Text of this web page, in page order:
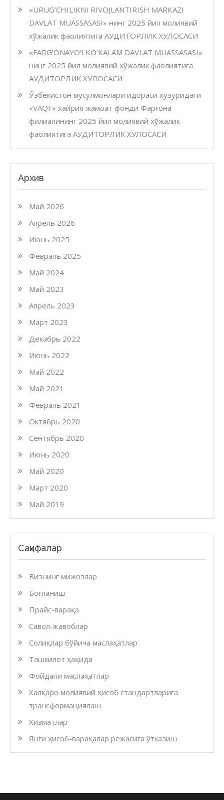
«URUG’CHILIKNI RIVOJLANTIRISH MARKAZI
DAVLAT MUASSASASI» нинг 2025 йил молиявий
хўжалик фаолиятига АУДИТОРЛИК ХУЛОСАСИ
«FARG’ONAYO’LKO’KALAM DAVLAT MUASSASASI»
нинг 2025 йил молиявий хўжалик фаолиятига
АУДИТОРЛИК ХУЛОСАСИ
Ўзбекистон мусулмонлари идораси хузуридаги
«VAQF» хайрия жамоат фонди Фарғона
филиалининг 2025 йил молиявий хўжалик
фаолиятига АУДИТОРЛИК ХУЛОСАСИ
Архив
Май 2026
Апрель 2026
Июнь 2025
Февраль 2025
Май 2024
Май 2023
Апрель 2023
Март 2023
Декабрь 2022
Июнь 2022
Май 2022
Май 2021
Февраль 2021
Октябрь 2020
Сентябрь 2020
Июнь 2020
Май 2020
Март 2020
Май 2019
Саҳифалар
Бизнинг мижозлар
Боғланиш
Прайс-варақа
Савол-жавоблар
Солиқлар бўйича маслаҳатлар
Ташкилот ҳақида
Фойдали маслаҳатлар
Халқаро молиявий ҳисоб стандартларига
трансформациялаш
Хизматлар
Янги ҳисоб-варақалар режасига ўтказиш